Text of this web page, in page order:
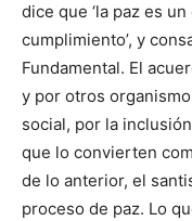
dice que ‘la paz es
cumplimiento’, y
Fundamental. El
y por otros
social, por la
que lo convierten
de lo anterior, el
proceso de paz. Lo